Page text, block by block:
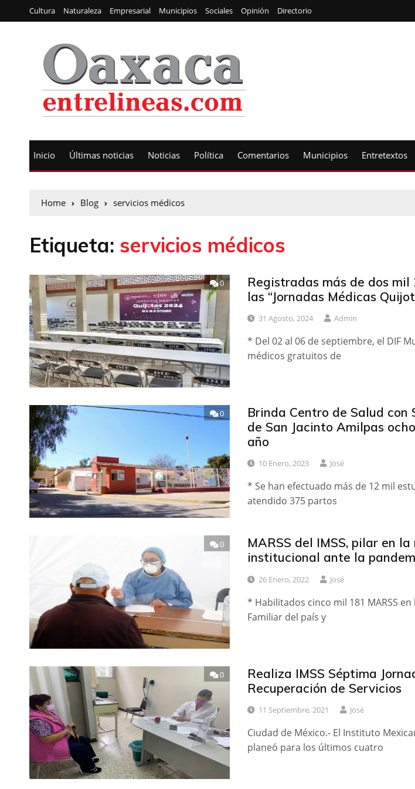
Cultura Naturaleza Empresarial Municipios Sociales Opinión Directorio
Inicio Últimas noticias Noticias Política Comentarios Municipios Entretextos
Home Blog servicios médicos
Etiqueta: servicios médicos
0
Registradas más de dos mil
las “Jornadas Médicas
31 Agosto, 2024 Admin
* Del 02 al 06 de septiembre, el DIF
médicos gratuitos de
0
Brinda Centro de Salud con
de San Jacinto Amilpas
año
10 Enero, 2023 José
* Se han efectuado más de 12 mil
atendido 375 partos
0
MARSS del IMSS, pilar en
institucional ante la
26 Enero, 2022 José
* Habilitados cinco mil 181 MARSS
Familiar del país y
0
Realiza IMSS Séptima
Recuperación de Servicios
11 Septiembre, 2021 José
Ciudad de México.- El Instituto
planeó para los últimos cuatro